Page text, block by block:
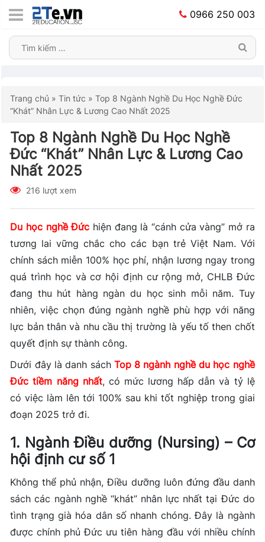
0966 250 003
Trang chủ » Tin tức » Top 8 Ngành Nghề Du Học Nghề Đức
“Khát” Nhân Lực & Lương Cao Nhất 2025
Top 8 Ngành Nghề Du Học Nghề
Đức “Khát” Nhân Lực & Lương Cao
Nhất 2025
216 lượt xem
Du học nghề Đức hiện đang là “cánh cửa vàng” mở ra
tương lai vững chắc cho các bạn trẻ Việt Nam. Với
chính sách miễn 100% học phí, nhận lương ngay trong
quá trình học và cơ hội định cư rộng mở, CHLB Đức
đang thu hút hàng ngàn du học sinh mỗi năm. Tuy
nhiên, việc chọn đúng ngành nghề phù hợp với năng
lực bản thân và nhu cầu thị trường là yếu tố then chốt
quyết định sự thành công.
Dưới đây là danh sách Top 8 ngành nghề du học nghề
Đức tiềm năng nhất, có mức lương hấp dẫn và tỷ lệ
có việc làm lên tới 100% sau khi tốt nghiệp trong giai
đoạn 2025 trở đi.
1. Ngành Điều dưỡng (Nursing) – Cơ
hội định cư số 1
Không thể phủ nhận, Điều dưỡng luôn đứng đầu danh
sách các ngành nghề “khát” nhân lực nhất tại Đức do
tình trạng già hóa dân số nhanh chóng. Đây là ngành
được chính phủ Đức ưu tiên hàng đầu với nhiều chính